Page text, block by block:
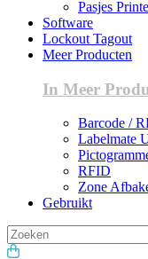
Pasjes
Software
Lockout Tagout
Meer Producten
In Meer
Barcode /
Labelmate
RFID
Zone
Gebruikt